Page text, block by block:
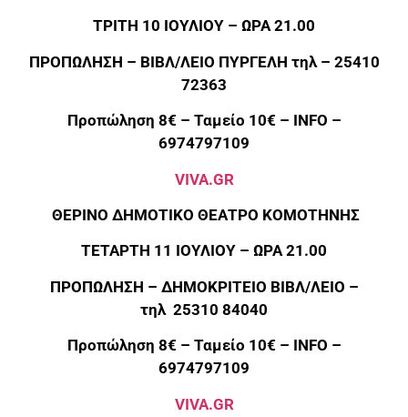
ΤΡΙΤΗ 10 ΙΟΥΛΙΟΥ – ΩΡΑ 21.00
ΠΡΟΠΩΛΗΣΗ – ΒΙΒΛ/ΛΕΙΟ ΠΥΡΓΕΛΗ τηλ – 25410
72363
Προπώληση 8€ – Ταμείο 10€ – INFO –
6974797109
VIVA.GR
ΘΕΡΙΝΟ ΔΗΜΟΤΙΚΟ ΘΕΑΤΡΟ ΚΟΜΟΤΗΝΗΣ
ΤΕΤΑΡΤΗ 11 ΙΟΥΛΙΟΥ – ΩΡΑ 21.00
ΠΡΟΠΩΛΗΣΗ – ΔΗΜΟΚΡΙΤΕΙΟ ΒΙΒΛ/ΛΕΙΟ –
τηλ 25310 84040
Προπώληση 8€ – Ταμείο 10€ – INFO –
6974797109
VIVA.GR